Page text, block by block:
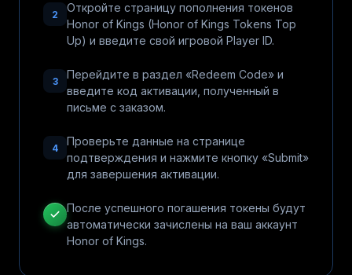
2
Откройте страницу пополнения токенов
Honor of Kings (Honor of Kings Tokens Top
Up) и введите свой игровой Player ID.
3
Перейдите в раздел «Redeem Code» и
введите код активации, полученный в
письме с заказом.
4
Проверьте данные на странице
подтверждения и нажмите кнопку «Submit»
для завершения активации.
После успешного погашения токены будут
автоматически зачислены на ваш аккаунт
Honor of Kings.